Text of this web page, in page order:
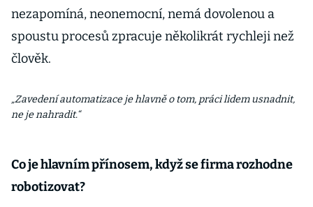
nezapomíná, neonemocní, nemá dovolenou a
spoustu procesů zpracuje několikrát rychleji než
člověk.
„Zavedení automatizace je hlavně o tom, práci lidem usnadnit,
ne je nahradit.“
Co je hlavním přínosem, když se firma rozhodne
robotizovat?